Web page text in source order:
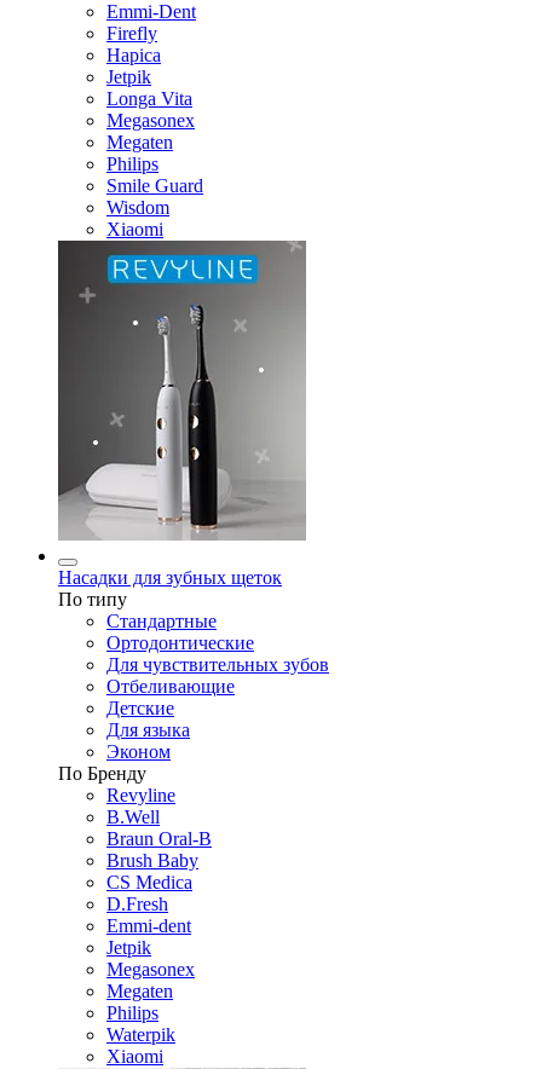
Emmi-Dent
Firefly
Hapica
Jetpik
Longa Vita
Megasonex
Megaten
Philips
Smile Guard
Wisdom
Xiaomi
Насадки для зубных щеток
По типу
Стандартные
Ортодонтические
Для чувствительных зубов
Отбеливающие
Детские
Для языка
Эконом
По Бренду
Revyline
B.Well
Braun Oral-B
Brush Baby
CS Medica
D.Fresh
Emmi-dent
Jetpik
Megasonex
Megaten
Philips
Waterpik
Xiaomi